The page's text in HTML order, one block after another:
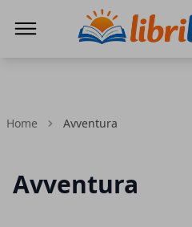
Home Avventura
Avventura